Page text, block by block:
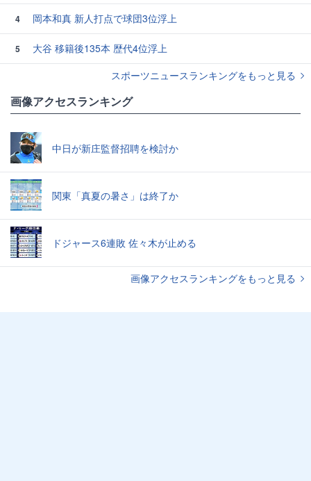
4 岡本和真 新人打点で球団3位浮上
5
大谷 移籍後135本 歴代4位浮上
スポーツニュースランキングをもっと見る
画像アクセスランキング
中日が新庄監督招聘を検討か
関東「真夏の暑さ」は終了か
ドジャース6連敗 佐々木が止める
画像アクセスランキングをもっと見る